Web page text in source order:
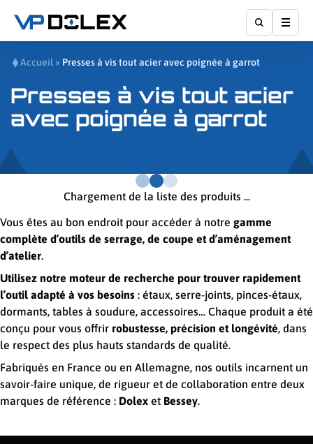
Accueil » Presses à vis tout acier avec poignée à garrot
Presses à vis tout acier
avec poignée à garrot
Chargement de la liste des produits ...
Vous êtes au bon endroit pour accéder à notre gamme
complète d’outils de serrage, de coupe et d’aménagement
d’atelier.
Utilisez notre moteur de recherche pour trouver rapidement
l’outil adapté à vos besoins : étaux, serre-joints, pinces-étaux,
dormants, tables à soudure, accessoires… Chaque produit a été
conçu pour vous offrir robustesse, précision et longévité, dans
le respect des plus hauts standards de qualité.
Fabriqués en France ou en Allemagne, nos outils incarnent un
savoir-faire unique, de rigueur et de collaboration entre deux
marques de référence : Dolex et Bessey.